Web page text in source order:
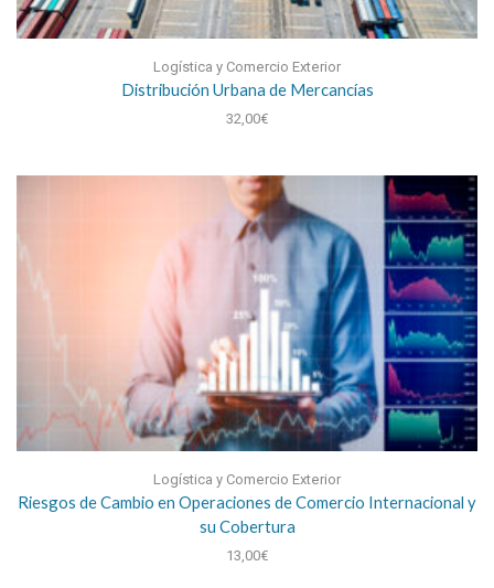
Logística y Comercio Exterior
Distribución Urbana de Mercancías
32,00€
Logística y Comercio Exterior
Riesgos de Cambio en Operaciones de Comercio Internacional y
su Cobertura
13,00€